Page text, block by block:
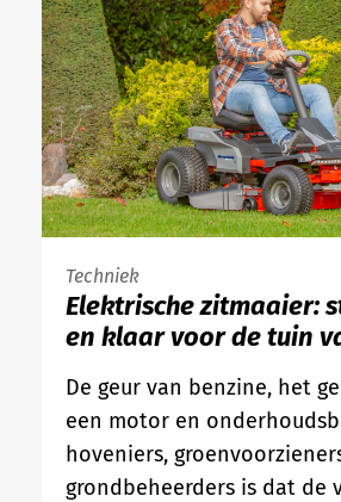
Techniek
Elektrische zitmaaier:
en klaar voor de tuin
De geur van benzine, het
een motor en
hoveniers,
grondbeheerders is dat de